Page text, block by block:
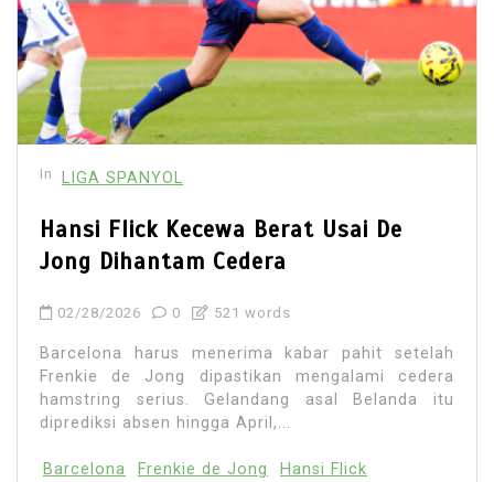
In LIGA SPANYOL
Hansi Flick Kecewa Berat Usai De
Jong Dihantam Cedera
02/28/2026 0 521 words
Barcelona harus menerima kabar pahit setelah
Frenkie de Jong dipastikan mengalami cedera
hamstring serius. Gelandang asal Belanda itu
diprediksi absen hingga April,...
Barcelona Frenkie de Jong
Hansi Flick